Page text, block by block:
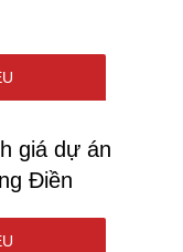
giá dự án
Điền